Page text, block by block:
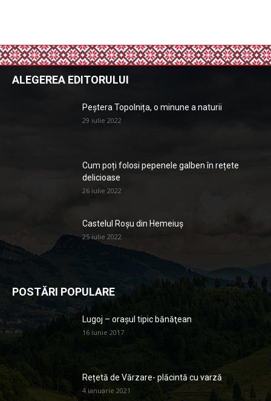
ALEGEREA EDITORULUI
Peștera Topolnița, o minune a naturii
29 iulie 2022
Cum poți folosi pepenele galben în rețete
delicioase
26 iulie 2022
Castelul Roșu din Hemeiuș
25 iulie 2022
POSTĂRI POPULARE
Lugoj – orașul tipic bănăţean
16 iunie 2017
Rețetă de Vărzare- plăcintă cu varză
4 ianuarie 2021